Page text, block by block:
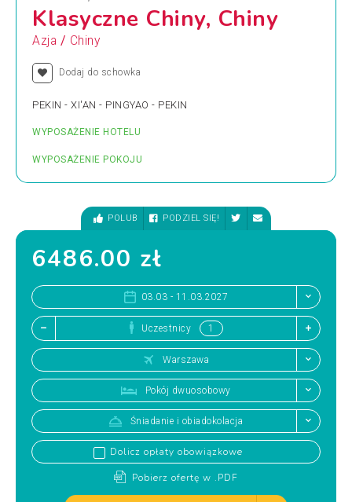
Klasyczne Chiny, Chiny
Azja / Chiny
Dodaj do schowka
PEKIN - XI'AN - PINGYAO - PEKIN
WYPOSAŻENIE HOTELU
WYPOSAŻENIE POKOJU
POLUB PODZIEL SIĘ!
6486.00 zł
03.03 - 11.03.2027
Uczestnicy
Warszawa
Pokój dwuosobowy
Śniadanie i obiadokolacja
Dolicz opłaty obowiązkowe
Pobierz ofertę w .PDF